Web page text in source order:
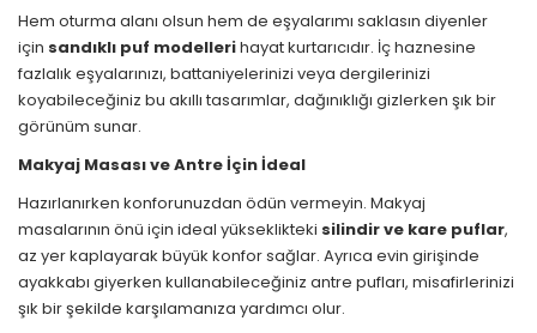
Hem oturma alanı olsun hem de eşyalarımı saklasın diyenler
için sandıklı puf modellerihayat kurtarıcıdır. İç haznesine
fazlalık eşyalarınızı, battaniyelerinizi veya dergilerinizi
koyabileceğiniz bu akıllı tasarımlar, dağınıklığı gizlerken şık bir
görünüm sunar.
Makyaj Masası ve Antre İçin İdeal
Hazırlanırken konforunuzdan ödün vermeyin. Makyaj
masalarının önü için ideal yükseklikteki silindir ve kare puflar,
az yer kaplayarak büyük konfor sağlar. Ayrıca evin girişinde
ayakkabı giyerken kullanabileceğiniz antre pufları, misafirlerinizi
şık bir şekilde karşılamanıza yardımcı olur.